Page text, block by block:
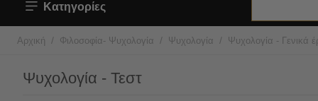
Κατηγορίες
Αρχική / Φιλοσοφία- Ψυχολογία / Ψυχολογία / Ψυχολογία - Γενικά
Ψυχολογία - Τεστ